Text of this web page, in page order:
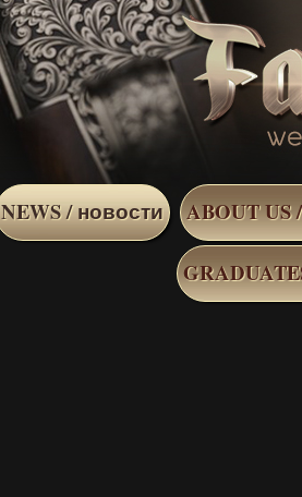
NEWS / новости ABOUT US